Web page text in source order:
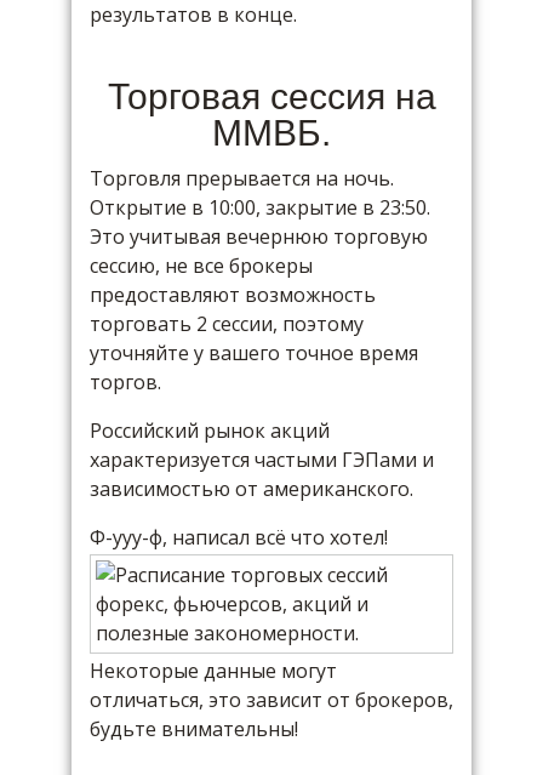
результатов в конце.
Торговая сессия на
ММВБ.
Торговля прерывается на ночь.
Открытие в 10:00, закрытие в 23:50.
Это учитывая вечернюю торговую
сессию, не все брокеры
предоставляют возможность
торговать 2 сессии, поэтому
уточняйте у вашего точное время
торгов.
Российский рынок акций
характеризуется частыми ГЭПами и
зависимостью от американского.
Ф-ууу-ф, написал всё что хотел!
Некоторые данные могут
отличаться, это зависит от брокеров,
будьте внимательны!